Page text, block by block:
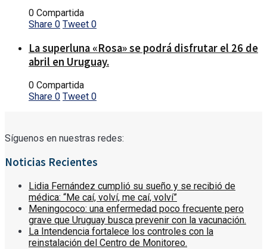
0 Compartida
Share 0 Tweet 0
La superluna «Rosa» se podrá disfrutar el 26 de
abril en Uruguay.
0 Compartida
Share 0 Tweet 0
Síguenos en nuestras redes:
Noticias Recientes
Lidia Fernández cumplió su sueño y se recibió de
médica: “Me caí, volví, me caí, volví”
Meningococo: una enfermedad poco frecuente pero
grave que Uruguay busca prevenir con la vacunación.
La Intendencia fortalece los controles con la
reinstalación del Centro de Monitoreo.